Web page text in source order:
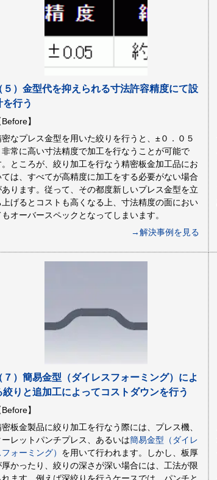
５）金型代を抑えられる寸法許容精度にて設
を行う
】
密なプレス金型を用いた絞りを行うと、±０．０５
非常に高い寸法精度で加工を行なうことが可能で
。ところが、絞り加工を行なう精密板金加工品にお
ては、すべてが高精度に加工をする必要がない場合
あります。従って、その都度新しいプレス金型を立
上げるとコストも高くなる上、寸法精度の面におい
もオーバースペックとなってしまいます。
→解決事例を見る
７）簡易金型（ダイレスフォーミング）によ
絞りと追加工によってコストダウンを行う
】
密板金製品に絞り加工を行なう際には、プレス機、
ーレットパンチプレス、あるいは簡易金型（ダイレ
ォーミング） を用いて行われます。しかし、板厚
厚かったり、絞りの深さが深い場合には、工法が限
れます。例えば深絞りを行うケースでは、パンチと